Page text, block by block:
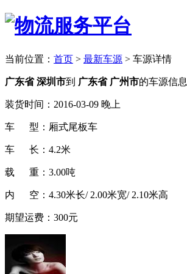
当前位置： 首页 > 最新车源 > 车源详情
广东省 深圳市到 广东省 广州市的车源信息
装货时间：2016-03-09 晚上
车 型：厢式尾板车
车 长：4.2米
载 重：3.00吨
内 空：4.30米长/ 2.00米宽/ 2.10米高
期望运费：300元